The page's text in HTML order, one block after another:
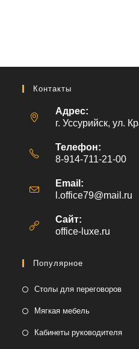
Контакты
Адрес:
г. Уссурийск, ул.
Телефон:
8-914-711-21-00
Email:
l.office79@mail.ru
Сайт:
office-luxe.ru
Популярное
Столы для переговоров
Мягкая мебель
Кабинеты руководителя